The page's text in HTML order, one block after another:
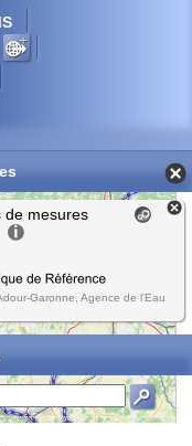
de mesures
Garonne, Agence de l'Eau